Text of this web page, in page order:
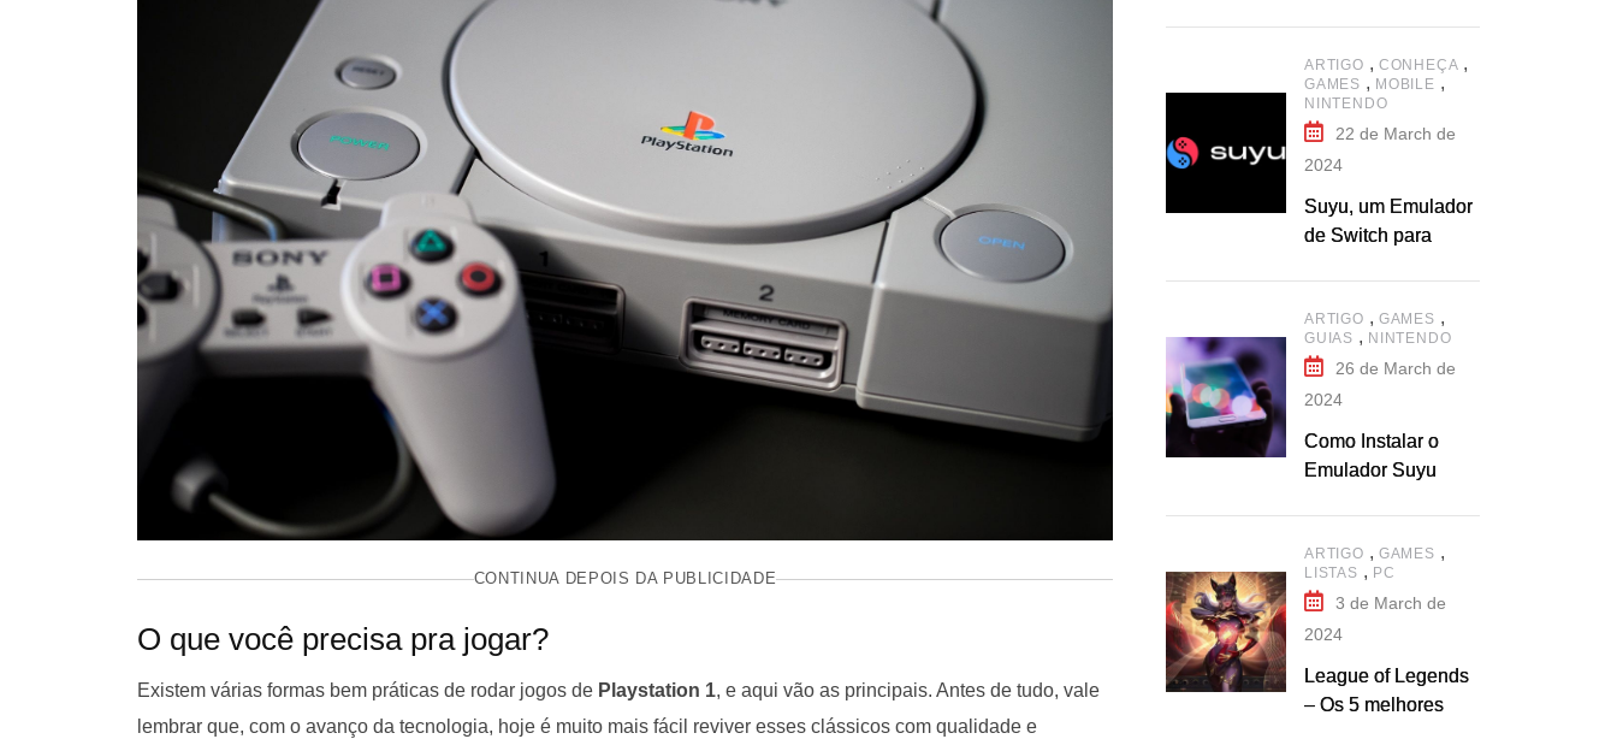
CONTINUA DEPOIS DA PUBLICIDADE
O que você precisa pra jogar?
Existem várias formas bem práticas de rodar jogos de Playstation 1, e aqui vão as principais. Antes de tudo, vale
lembrar que, com o avanço da tecnologia, hoje é muito mais fácil reviver esses clássicos com qualidade e
ARTIGO , CONHEÇA ,
GAMES , MOBILE ,
NINTENDO
22 de March de
2024
Suyu, um Emulador
de Switch para
ARTIGO , GAMES ,
GUIAS , NINTENDO
26 de March de
2024
Como Instalar o
Emulador Suyu
ARTIGO , GAMES ,
LISTAS , PC
3 de March de
2024
League of Legends
– Os 5 melhores